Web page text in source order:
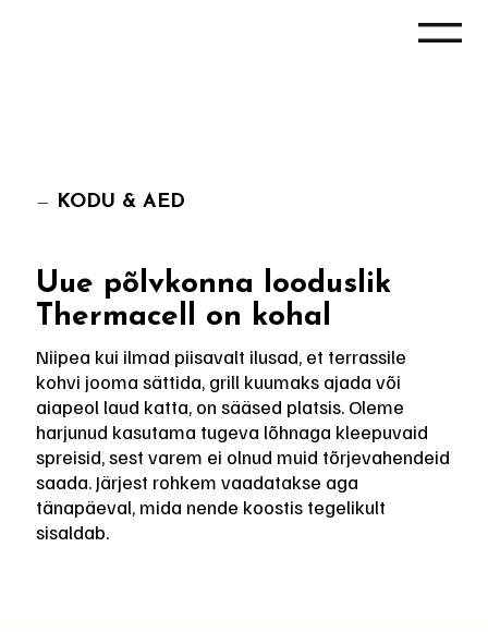
— KODU & AED
Uue põlvkonna looduslik
Thermacell on kohal
Niipea kui ilmad piisavalt ilusad, et terrassile
kohvi jooma sättida, grill kuumaks ajada või
aiapeol laud katta, on sääsed platsis. Oleme
harjunud kasutama tugeva lõhnaga kleepuvaid
spreisid, sest varem ei olnud muid tõrjevahendeid
saada. Järjest rohkem vaadatakse aga
tänapäeval, mida nende koostis tegelikult
sisaldab.